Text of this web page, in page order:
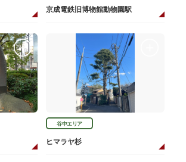
京成電鉄旧博物館動物園駅
谷中エリア
ヒマラヤ杉